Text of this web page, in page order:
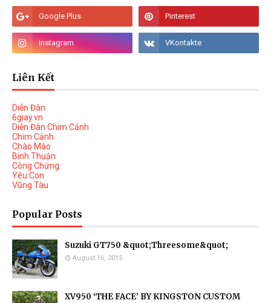
Liên Kết
Diễn Đàn
6giay.vn
Diễn Đàn Chim Cảnh
Chim Cảnh
Chào Mào
Binh Thuận
Công Chứng
Yêu Con
Vũng Tàu
Popular Posts
Suzuki GT750 &quot;Threesome&quot;
August 16, 2015
XV950 ‘THE FACE’ BY KINGSTON CUSTOM